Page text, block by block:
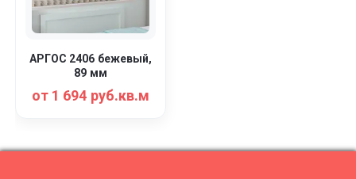
АРГОС 2406 бежевый,
89 мм
от 1 694 руб.кв.м